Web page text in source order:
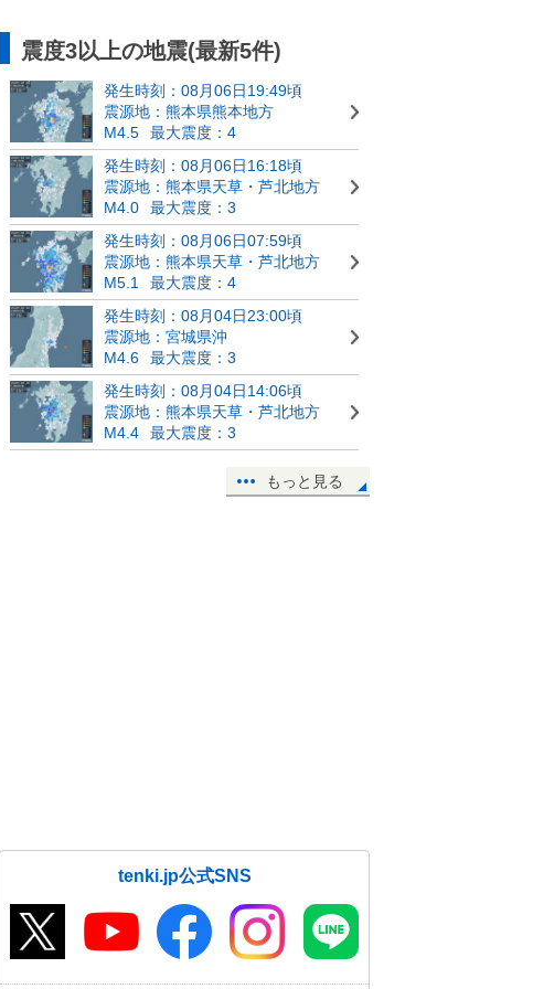
震度3以上の地震(最新5件)
発生時刻：08月06日19:49頃
震源地：熊本県熊本地方
M4.5
最大震度：4
発生時刻：08月06日16:18頃
震源地：熊本県天草・芦北地方
M4.0
最大震度：3
発生時刻：08月06日07:59頃
震源地：熊本県天草・芦北地方
M5.1
最大震度：4
発生時刻：08月04日23:00頃
震源地：宮城県沖
M4.6
最大震度：3
発生時刻：08月04日14:06頃
震源地：熊本県天草・芦北地方
M4.4
最大震度：3
もっと見る
tenki.jp公式SNS